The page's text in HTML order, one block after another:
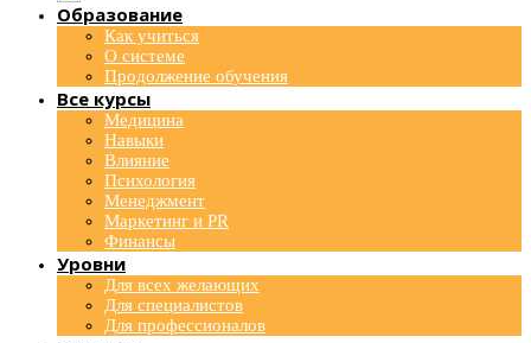
Образование
Как учиться
О системе
Продолжение обучения
Все курсы
Медицина
Навыки
Влияние
Психология
Менеджмент
Маркетинг и PR
Финансы
Уровни
Для всех желающих
Для специалистов
Для профессионалов